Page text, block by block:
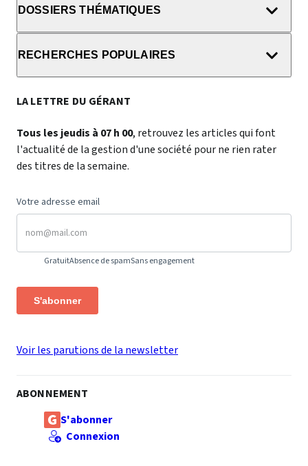
DOSSIERS THÉMATIQUES
RECHERCHES POPULAIRES
LA LETTRE DU GÉRANT
Tous les jeudis à 07 h 00, retrouvez les articles qui font
l'actualité de la gestion d'une société pour ne rien rater
des titres de la semaine.
Votre adresse email
GratuitAbsence de spamSans engagement
S'abonner
Voir les parutions de la newsletter
ABONNEMENT
S'abonner
Connexion